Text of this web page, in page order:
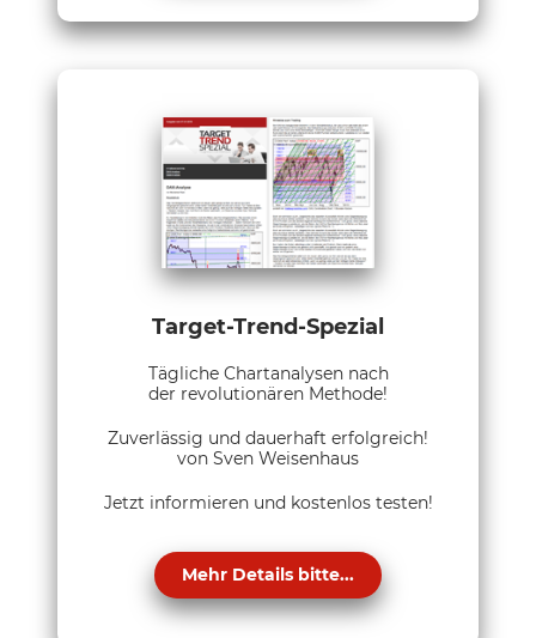
Target-Trend-Spezial
Tägliche Chartanalysen nach
der revolutionären Methode!
Zuverlässig und dauerhaft erfolgreich!
von Sven Weisenhaus
Jetzt informieren und kostenlos testen!
Mehr Details bitte...